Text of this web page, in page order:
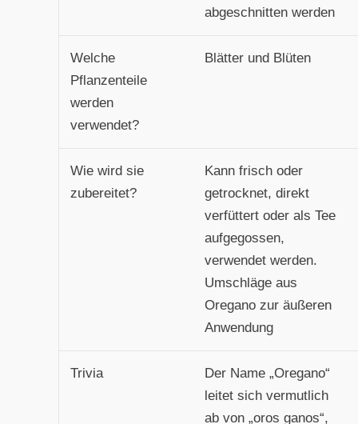
abgeschnitten werden
Welche
Pflanzenteile
werden
verwendet?
Blätter und Blüten
Wie wird sie
zubereitet?
Kann frisch oder
getrocknet, direkt
verfüttert oder als Tee
aufgegossen,
verwendet werden.
Umschläge aus
Oregano zur äußeren
Anwendung
Trivia
Der Name „Oregano“
leitet sich vermutlich
ab von „oros ganos“,